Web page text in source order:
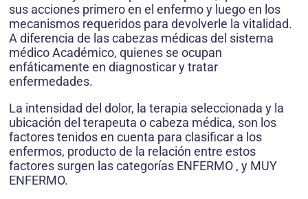
sus acciones primero en el enfermo y luego en los
mecanismos requeridos para devolverle la vitalidad.
A diferencia de las cabezas médicas del sistema
médico Académico, quienes se ocupan
enfáticamente en diagnosticar y tratar
enfermedades.
La intensidad del dolor, la terapia seleccionada y la
ubicación del terapeuta o cabeza médica, son los
factores tenidos en cuenta para clasificar a los
enfermos, producto de la relación entre estos
factores surgen las categorías ENFERMO , y MUY
ENFERMO.